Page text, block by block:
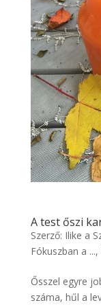
A test őszi
Szerző: Ilike a
Fókuszban a ...,
Ősszel egyre
száma, hűl a